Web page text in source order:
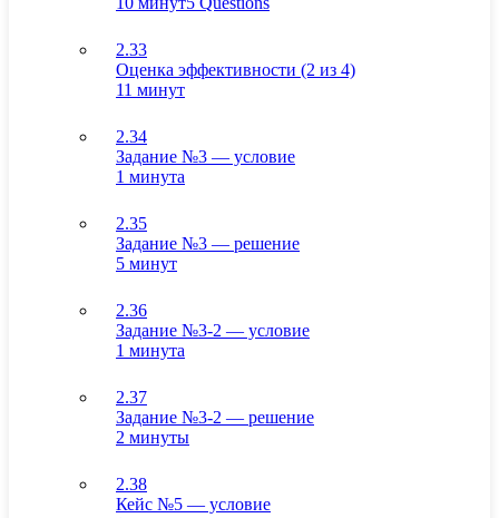
2.33
Оценка эффективности (2 из 4)
11 минут
2.34
Задание №3 — условие
1 минута
2.35
Задание №3 — решение
5 минут
2.36
Задание №3-2 — условие
1 минута
2.37
Задание №3-2 — решение
2 минуты
2.38
Кейс №5 — условие